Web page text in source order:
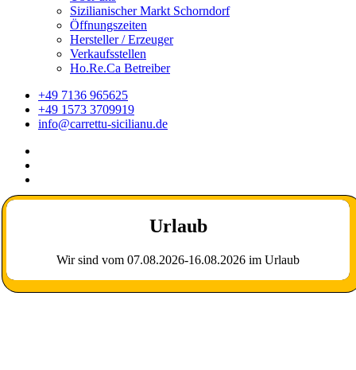
Sizilianischer Markt Schorndorf
Öffnungszeiten
Hersteller / Erzeuger
Verkaufsstellen
Ho.Re.Ca Betreiber
+49 7136 965625
+49 1573 3709919
info@carrettu-sicilianu.de
Urlaub
Wir sind vom 07.08.2026-16.08.2026 im Urlaub